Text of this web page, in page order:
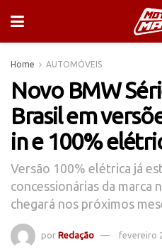
Home AUTOMÓVEIS
Novo BMW
Brasil em
in e 100%
Versão 100% elétrica já
concessionárias da marca
chegará nos próximos
por Redação fevereiro